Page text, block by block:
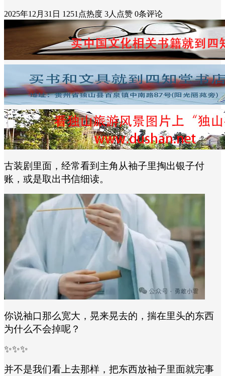
2025年12月31日 1251点热度 3人点赞 0条评论
古装剧里面，经常看到主角从袖子里掏出银子付
账，或是取出书信细读。
你说袖口那么宽大，晃来晃去的，揣在里头的东西
为什么不会掉呢？
✨✨✨
并不是我们看上去那样，把东西放袖子里面就完事